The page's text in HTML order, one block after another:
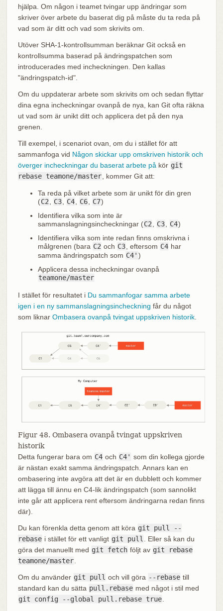
hjälpa. Om någon i teamet tvingar upp ändringar som
skriver över arbete du baserat dig på måste du ta reda på
vad som är ditt och vad som skrivits om.
Utöver SHA-1-kontrollsumman beräknar Git också en
kontrollsumma baserad på ändringspatchen som
introducerades med incheckningen. Den kallas
"ändringspatch-id".
Om du uppdaterar arbete som skrivits om och sedan flyttar
dina egna incheckningar ovanpå de nya, kan Git ofta räkna
ut vad som är unikt ditt och applicera det på den nya
grenen.
Till exempel, i scenariot ovan, om du i stället för att
sammanfoga vid Någon skickar upp omskriven historik och
överger incheckningar du baserat arbete påkör git
rebase teamone/master, kommer Git att:
Ta reda på vilket arbete som är unikt för din gren
(C2, C3, C4, C6, C7)
Identifiera vilka som inte är
sammanslagningsincheckningar (C2, C3, C4)
Identifiera vilka som inte redan finns omskrivna i
målgrenen (bara C2 och C3, eftersom C4 har
samma ändringspatch som C4' )
Applicera dessa incheckningar ovanpå
teamone/master
I stället för resultatet i Du sammanfogar samma arbete
igen i en ny sammanslagningsincheckning får du något
som liknar Ombasera ovanpå tvingat uppskriven historik.
Figur 48. Ombasera ovanpå tvingat uppskriven
historik
Detta fungerar bara om C4 och C4' som din kollega gjorde
är nästan exakt samma ändringspatch. Annars kan en
ombasering inte avgöra att det är en dubblett och kommer
att lägga till ännu en C4-lik ändringspatch (som sannolikt
inte går att applicera rent eftersom ändringarna redan finns
där).
Du kan förenkla detta genom att köra git pull --
rebase i stället för ett vanligt git pull
. Eller så kan du
göra det manuellt med git fetch följt av git rebase
teamone/master
Om du använder git pull och vill göra --rebase till
standard kan du sätta pull.rebase med något i stil med
git config --global pull.rebase true